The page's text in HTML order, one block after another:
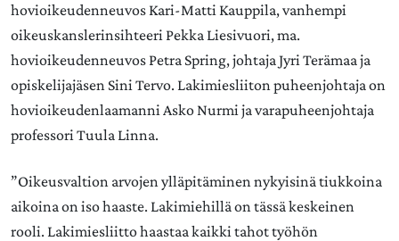
hovioikeudenneuvos Kari-Matti Kauppila, vanhempi
oikeuskanslerinsihteeri Pekka Liesivuori, ma.
hovioikeudenneuvos Petra Spring, johtaja Jyri Terämaa ja
opiskelijajäsen Sini Tervo. Lakimiesliiton puheenjohtaja on
hovioikeudenlaamanni Asko Nurmi ja varapuheenjohtaja
professori Tuula Linna.
”Oikeusvaltion arvojen ylläpitäminen nykyisinä tiukkoina
aikoina on iso haaste. Lakimiehillä on tässä keskeinen
rooli. Lakimiesliitto haastaa kaikki tahot työhön